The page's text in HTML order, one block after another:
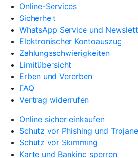
Online-Services
Sicherheit
WhatsApp Service und
Elektronischer Kontoauszug
Zahlungsschwierigkeiten
Limitübersicht
Erben und Vererben
FAQ
Vertrag widerrufen
Online sicher einkaufen
Schutz vor Phishing und
Schutz vor Skimming
Karte und Banking sperren